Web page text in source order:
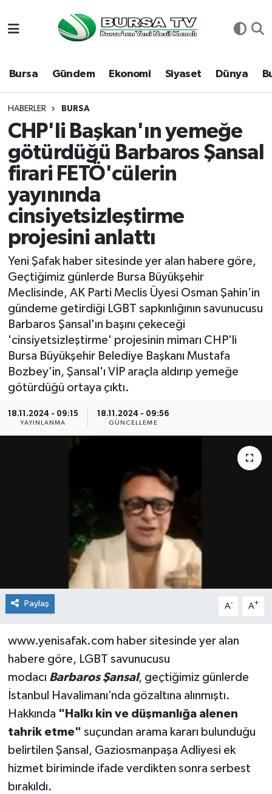
Bursa Gündem Ekonomi Siyaset Dünya
HABERLER BURSA
CHP'li Başkan'ın yemeğe
götürdüğü Barbaros Şansal
firari FETÖ'cülerin
yayınında
cinsiyetsizleştirme
projesini anlattı
Yeni Şafak haber sitesinde yer alan habere göre,
Geçtiğimiz günlerde Bursa Büyükşehir
Meclisinde, AK Parti Meclis Üyesi Osman Şahin’in
gündeme getirdiği LGBT sapkınlığının savunucusu
Barbaros Şansal'ın başını çekeceği
'cinsiyetsizleştirme' projesinin mimarı CHP'li
Bursa Büyükşehir Belediye Başkanı Mustafa
Bozbey’in, Şansal'ı VİP araçla aldırıp yemeğe
götürdüğü ortaya çıktı.
18.11.2024 - 09:15
YAYINLANMA
18.11.2024 - 09:56
GÜNCELLEME
Paylaş A- A+
www.yenisafak.com haber sitesinde yer alan
habere göre, LGBT savunucusu
modacı Barbaros Şansal, geçtiğimiz günlerde
İstanbul Havalimanı’nda gözaltına alınmıştı.
Hakkında "Halkı kin ve düşmanlığa alenen
tahrik etme" suçundan arama kararı bulunduğu
belirtilen Şansal, Gaziosmanpaşa Adliyesi ek
hizmet biriminde ifade verdikten sonra serbest
bırakıldı.
Bursa
Dünya
Eğitim
Ekonomi
Genel
Gündem
Magazin
Sağlık
Siyaset
Spor
Teknoloji
Türkiye
Hava Durumu
Namaz Vakitleri
Trafik Durumu
Süper Lig Puan Durumu ve Fikstür
Tüm Manşetler
Son Dakika Haberleri
Haber Arşivi